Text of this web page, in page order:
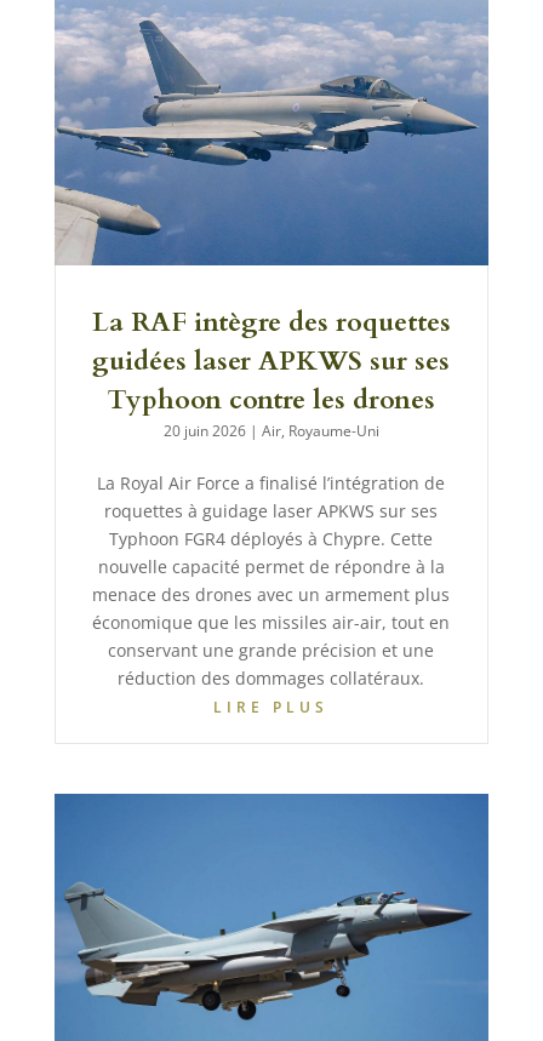
La RAF intègre des roquettes
guidées laser APKWS sur ses
Typhoon contre les drones
20 juin 2026| Air, Royaume-Uni
La Royal Air Force a finalisé l’intégration de
roquettes à guidage laser APKWS sur ses
Typhoon FGR4 déployés à Chypre. Cette
nouvelle capacité permet de répondre à la
menace des drones avec un armement plus
économique que les missiles air-air, tout en
conservant une grande précision et une
réduction des dommages collatéraux.
LIRE PLUS